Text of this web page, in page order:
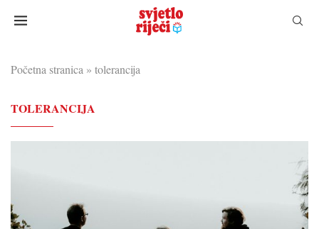
Početna stranica » tolerancija
TOLERANCIJA